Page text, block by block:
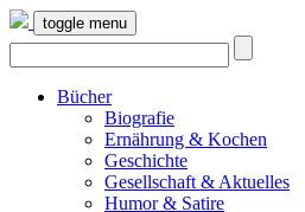
toggle menu
Bücher
Biografie
Ernährung & Kochen
Geschichte
Gesellschaft & Aktuelles
Humor & Satire